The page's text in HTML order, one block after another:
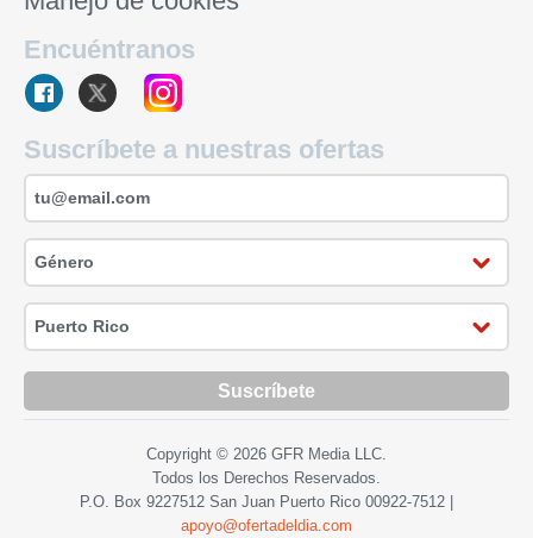
Encuéntranos
Suscríbete a nuestras ofertas
Suscríbete
Copyright © 2026 GFR Media LLC.
Todos los Derechos Reservados.
P.O. Box 9227512 San Juan Puerto Rico 00922-7512 |
apoyo@ofertadeldia.com